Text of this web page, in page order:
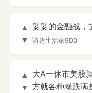
▲
▼
妥妥的金融战，
豁达生活家9D0
▲
▼
大A一休市美股
方就各种暴跌满